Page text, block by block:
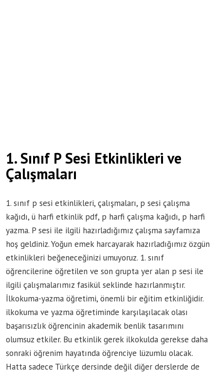
1. Sınıf P Sesi Etkinlikleri ve
Çalışmaları
1. sınıf p sesi etkinlikleri, çalışmaları, p sesi çalışma
kağıdı, ü harfi etkinlik pdf, p harfi çalışma kağıdı, p harfi
yazma. P sesi ile ilgili hazırladığımız çalışma sayfamıza
hoş geldiniz. Yoğun emek harcayarak hazırladığımız özgün
etkinlikleri beğeneceğinizi umuyoruz. 1. sınıf
öğrencilerine öğretilen ve son grupta yer alan p sesi ile
ilgili çalışmalarımız fasikül seklinde hazırlanmıştır.
İlkokuma-yazma öğretimi, önemli bir eğitim etkinliğidir.
ilkokuma ve yazma öğretiminde karşılaşılacak olası
başarısızlık öğrencinin akademik benlik tasarımını
olumsuz etkiler. Bu etkinlik gerek ilkokulda gerekse daha
sonraki öğrenim hayatında öğrenciye lüzumlu olacak.
Hatta sadece Türkçe dersinde değil diğer derslerde de